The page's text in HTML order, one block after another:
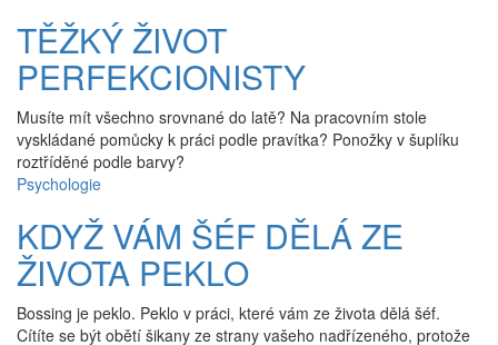
TĚŽKÝ ŽIVOT
PERFEKCIONISTY
Musíte mít všechno srovnané do latě? Na pracovním stole
vyskládané pomůcky k práci podle pravítka? Ponožky v šuplíku
roztříděné podle barvy?
Psychologie
KDYŽ VÁM ŠÉF DĚLÁ ZE
ŽIVOTA PEKLO
Bossing je peklo. Peklo v práci, které vám ze života dělá šéf.
Cítíte se být obětí šikany ze strany vašeho nadřízeného, protože